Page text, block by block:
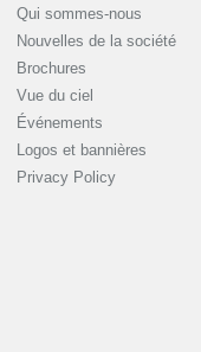
Qui sommes-nous
Nouvelles de la société
Brochures
Vue du ciel
Événements
Logos et bannières
Privacy Policy